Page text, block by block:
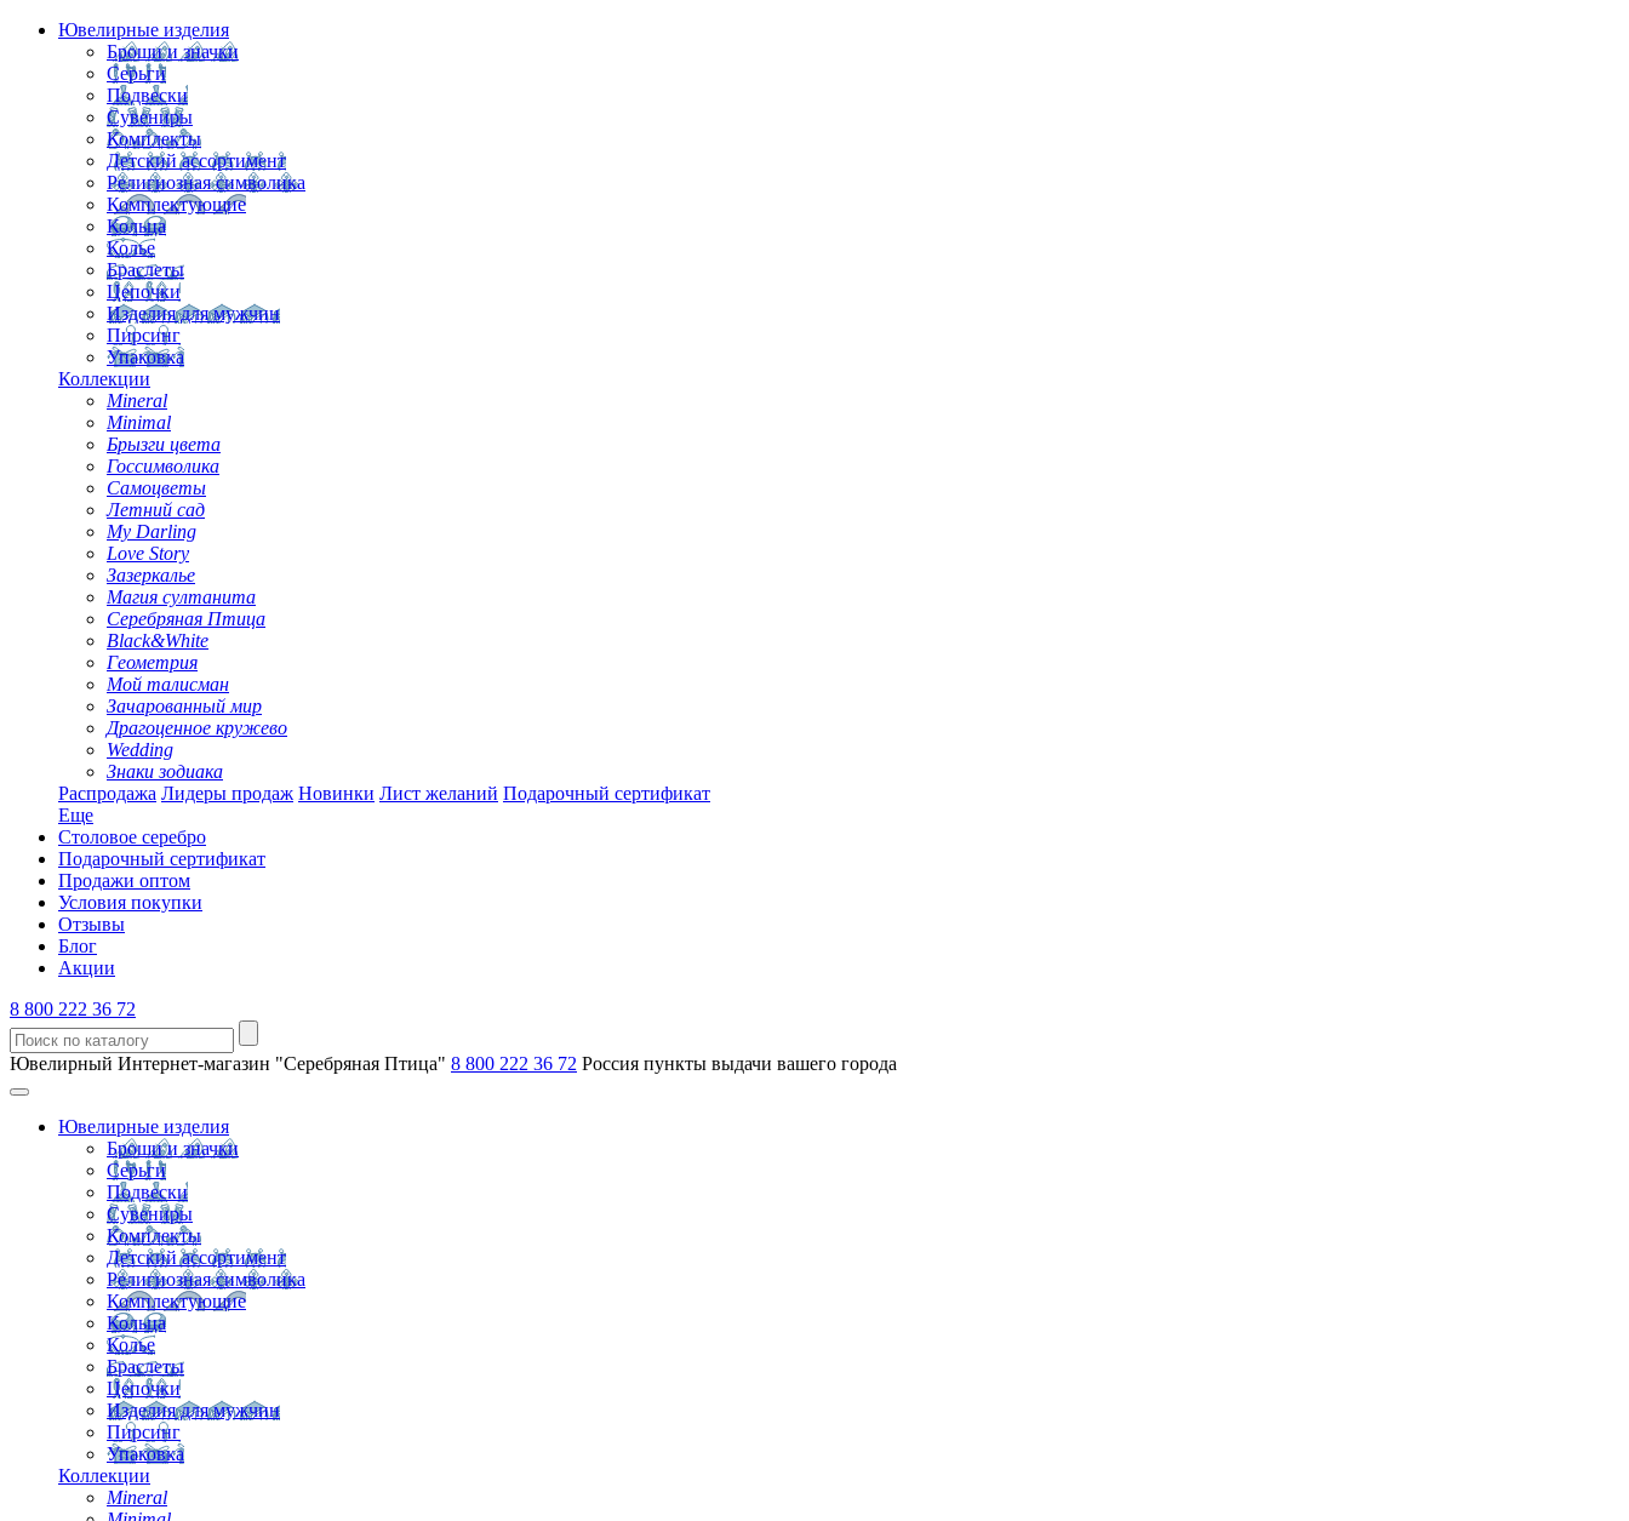
Ювелирные изделия
Броши и значки
Серьги
Подвески
Сувениры
Комплекты
Детский ассортимент
Религиозная символика
Комплектующие
Кольца
Колье
Браслеты
Цепочки
Изделия для мужчин
Пирсинг
Упаковка
Коллекции
Mineral
Minimal
Брызги цвета
Госсимволика
Самоцветы
Летний сад
My Darling
Love Story
Зазеркалье
Магия султанита
Серебряная Птица
Black&White
Геометрия
Мой талисман
Зачарованный мир
Драгоценное кружево
Wedding
Знаки зодиака
Распродажа Лидеры продаж Новинки Лист желаний Подарочный сертификат
Еще
Столовое серебро
Подарочный сертификат
Продажи оптом
Условия покупки
Отзывы
Блог
Акции
8 800 222 36 72
Ювелирный Интернет-магазин "Серебряная Птица" 8 800 222 36 72 Россия пункты выдачи вашего города
Ювелирные изделия
Броши и значки
Серьги
Подвески
Сувениры
Комплекты
Детский ассортимент
Религиозная символика
Комплектующие
Кольца
Колье
Браслеты
Цепочки
Изделия для мужчин
Пирсинг
Упаковка
Коллекции
Mineral